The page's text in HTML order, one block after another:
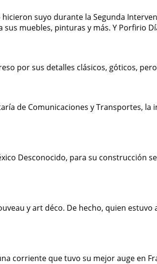
suyo durante la Segunda
muebles, pinturas y más. Y Porfirio
por sus detalles clásicos, góticos,
de Comunicaciones y Transportes, la
Desconocido, para su construcción
y art déco. De hecho, quien
corriente que tuvo su mejor auge en